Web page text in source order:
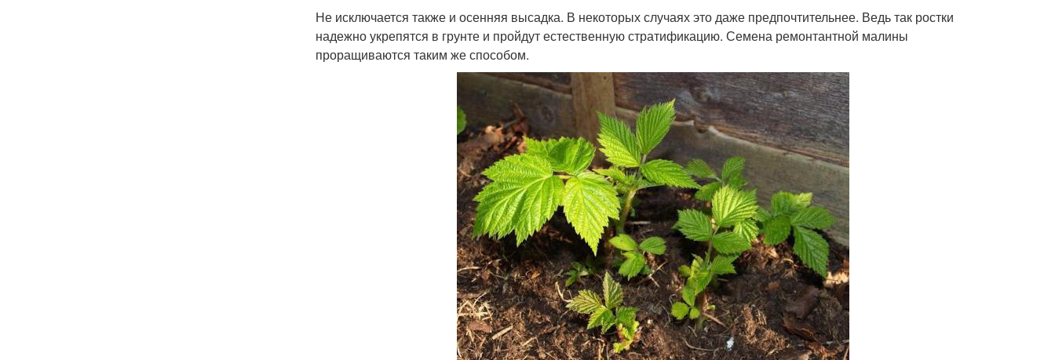
Не исключается также и осенняя высадка. В некоторых случаях это даже предпочтительнее. Ведь так ростки
надежно укрепятся в грунте и пройдут естественную стратификацию. Семена ремонтантной малины
проращиваются таким же способом.